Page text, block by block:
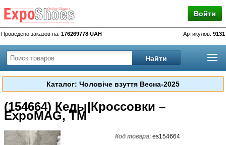
Войти
Проведено заказов на: 176269778 UAH Артикулов: 9131
Каталог: Чоловіче взуття Весна-2025
(154664) Кеды|Кроссовки –
ExpoMAG, TM
Код товара:es154664